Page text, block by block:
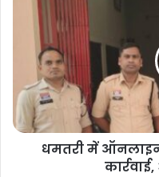
धमतरी में ऑनलाइन